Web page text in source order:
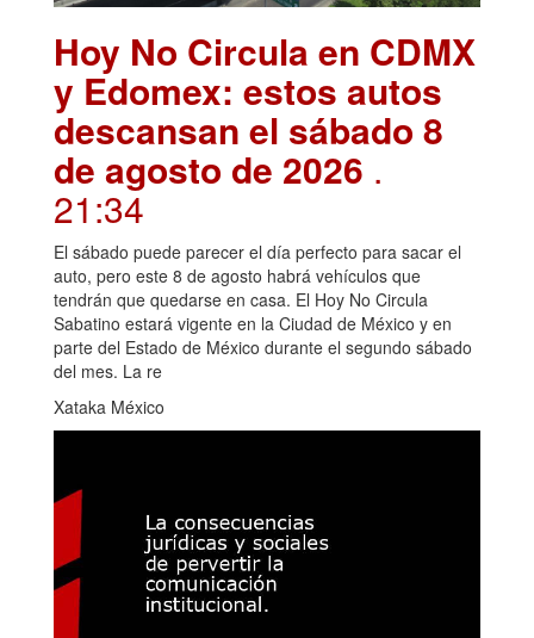
Hoy No Circula en CDMX
y Edomex: estos autos
descansan el sábado 8
de agosto de 2026 .
21:34
El sábado puede parecer el día perfecto para sacar el
auto, pero este 8 de agosto habrá vehículos que
tendrán que quedarse en casa. El Hoy No Circula
Sabatino estará vigente en la Ciudad de México y en
parte del Estado de México durante el segundo sábado
del mes. La re
Xataka México